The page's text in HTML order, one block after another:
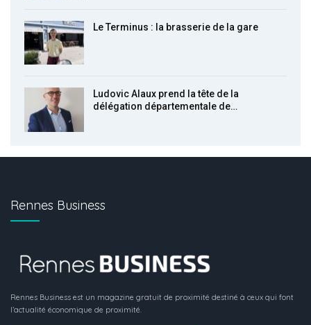
Le Terminus : la brasserie de la gare
Ludovic Alaux prend la tête de la
délégation départementale de…
Rennes Business
Rennes Business est un magazine gratuit de proximité destiné à ceux qui font
l’actualité économique de proximité.